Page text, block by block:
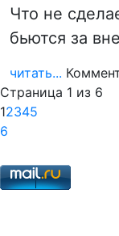
Что не
бьются за
читать...
Страница 1 из 6
12345
6